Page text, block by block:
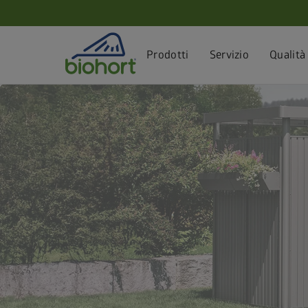
Prodotti Servizio Qualità